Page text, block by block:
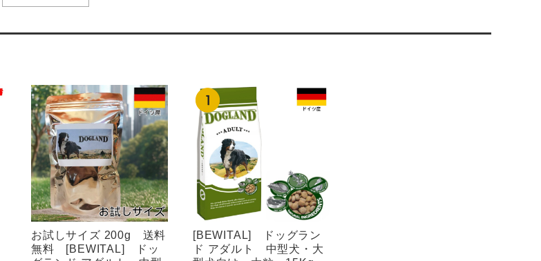
お試しサイズ 200g 送料
無料 [BEWITAL] ドッ
[BEWITAL] ドッグラン
ド アダルト 中型犬・大